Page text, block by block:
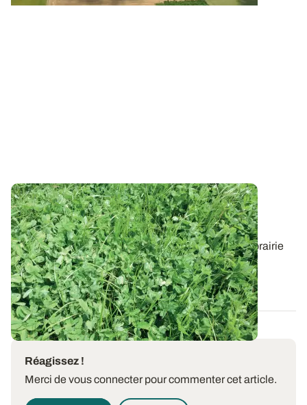
Quelles espèces et variétés choisir pour
composer une prairie multi-espèces ?
Bien choisir les espèces et variétés composant sa prairie
est un préalable indispensable à...
13 JUILL. 2026
Réagissez !
Merci de vous connecter pour commenter cet article.